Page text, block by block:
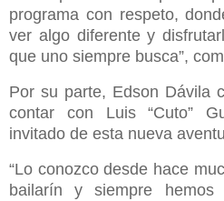
programa con respeto,
ver algo diferente y
que uno siempre busca”,
Por su parte, Edson Dávila
contar con Luis “Cuto”
invitado de esta nueva
“Lo conozco desde hace
bailarín y siempre hemos